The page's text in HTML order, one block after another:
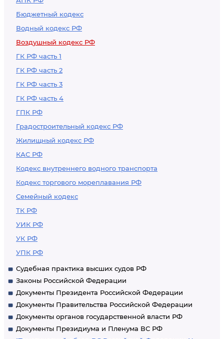
Бюджетный кодекс
Водный кодекс РФ
Воздушный кодекс РФ
ГК РФ часть 1
ГК РФ часть 2
ГК РФ часть 3
ГК РФ часть 4
ГПК РФ
Градостроительный кодекс РФ
Жилищный кодекс РФ
КАС РФ
Кодекс внутреннего водного транспорта
Кодекс торгового мореплавания РФ
Семейный кодекс
ТК РФ
УИК РФ
УК РФ
УПК РФ
Судебная практика высших судов РФ
Законы Российской Федерации
Документы Президента Российской Федерации
Документы Правительства Российской Федерации
Документы органов государственной власти РФ
Документы Президиума и Пленума ВС РФ
выполнении
международных
полетов